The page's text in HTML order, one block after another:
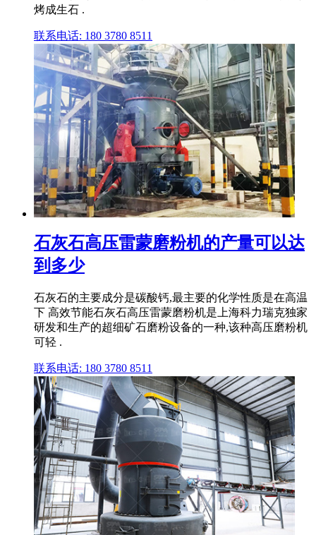
烤成生石 .
联系电话: 180 3780 8511
石灰石高压雷蒙磨粉机的产量可以达
到多少
石灰石的主要成分是碳酸钙,最主要的化学性质是在高温
下 高效节能石灰石高压雷蒙磨粉机是上海科力瑞克独家
研发和生产的超细矿石磨粉设备的一种,该种高压磨粉机
可轻 .
联系电话: 180 3780 8511